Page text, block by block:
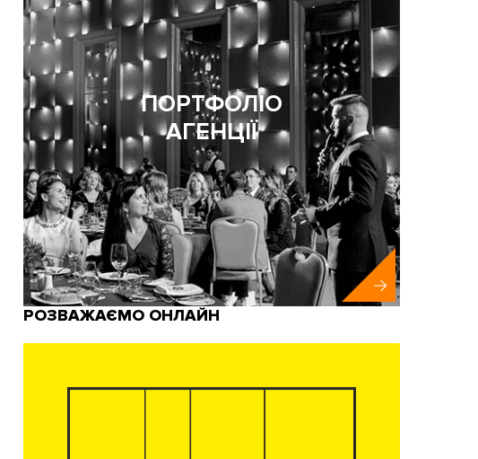
ПОРТФОЛІО
АГЕНЦІЇ
РОЗВАЖАЄМО ОНЛАЙН